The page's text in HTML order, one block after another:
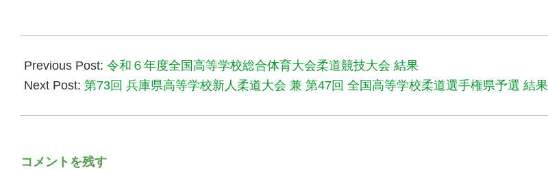
10-
21
Previous Post: 令和６年度全国高等学校総合体育大会柔道競技大会 結果
Next Post: 第73回 兵庫県高等学校新人柔道大会 兼 第47回 全国高等学校柔道選手権県予選 結果
コメントを残す